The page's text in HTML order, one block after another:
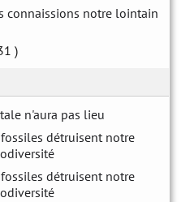
connaissions notre lointain
)
n'aura pas lieu
détruisent notre
détruisent notre